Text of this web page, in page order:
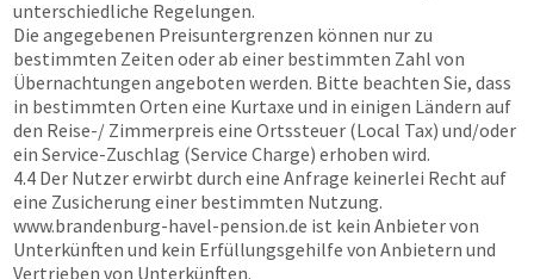
unterschiedliche Regelungen.
Die angegebenen Preisuntergrenzen können nur zu
bestimmten Zeiten oder ab einer bestimmten Zahl von
Übernachtungen angeboten werden. Bitte beachten Sie, dass
in bestimmten Orten eine Kurtaxe und in einigen Ländern auf
den Reise-/ Zimmerpreis eine Ortssteuer (Local Tax) und/oder
ein Service-Zuschlag (Service Charge) erhoben wird.
4.4 Der Nutzer erwirbt durch eine Anfrage keinerlei Recht auf
eine Zusicherung einer bestimmten Nutzung.
www.brandenburg-havel-pension.de ist kein Anbieter von
Unterkünften und kein Erfüllungsgehilfe von Anbietern und
Vertrieben von Unterkünften.